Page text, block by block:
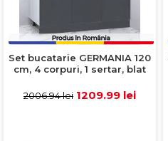
Set bucatarie GERMANIA 120
cm, 4 corpuri, 1 sertar, blat
2006.94 lei 1209.99 lei